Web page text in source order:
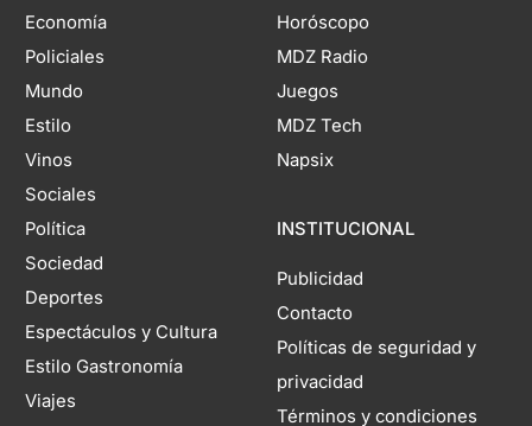
Economía
Policiales
Mundo
Estilo
Vinos
Sociales
Política
Sociedad
Deportes
Espectáculos y Cultura
Estilo Gastronomía
Viajes
Horóscopo
MDZ Radio
Juegos
MDZ Tech
Napsix
INSTITUCIONAL
Publicidad
Contacto
Políticas de seguridad y
privacidad
Términos y condiciones